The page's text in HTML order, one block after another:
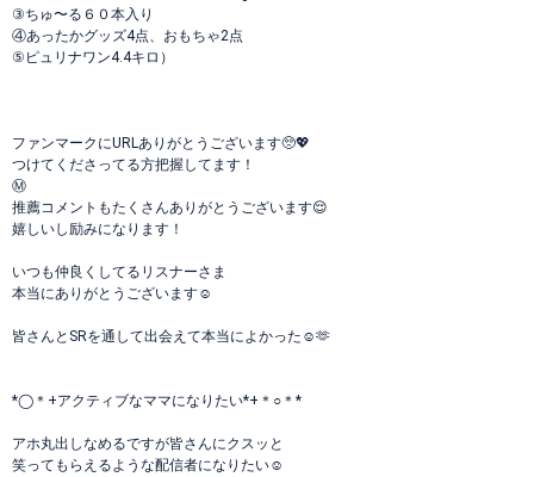
③ちゅ〜る６０本入り
④あったかグッズ4点、おもちゃ2点
⑤ピュリナワン4.4キロ）
ファンマークにURLありがとうございます🥺💖
つけてくださってる方把握してます！
Ⓜ️
推薦コメントもたくさんありがとうございます😌
嬉しいし励みになります！
いつも仲良くしてるリスナーさま
本当にありがとうございます☺️
皆さんとSRを通して出会えて本当によかった☺️🫶
*◯＊+アクティブなママになりたい*+＊○＊*
アホ丸出しなめるですが皆さんにクスッと
笑ってもらえるような配信者になりたい☺︎